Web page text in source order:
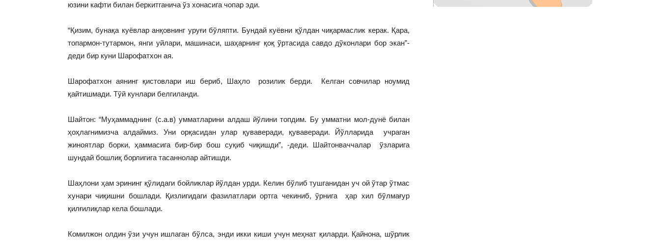
юзини кафти билан беркитганича ўз хонасига чопар эди.
“Қизим, бунақа куёвлар анқовнинг уруғи бўляпти. Бундай куёвни қўлдан чиқармаслик керак. Қара,
топармон-тутармон, янги уйлари, машинаси, шаҳарнинг қоқ ўртасида савдо дўконлари бор экан”-
деди бир куни Шарофатхон ая.
Шарофатхон аянинг қистовлари иш бериб, Шаҳло розилик берди. Келган совчилар ноумид
қайтишмади. Тўй кунлари белгиланди.
Шайтон: “Муҳаммаднинг (с.а.в) умматларини алдаш йўлини топдим. Бу умматни мол-дунё билан
ҳоҳлагнимизча алдаймиз. Уни орқасидан улар қуваверади, қуваверади. Йўлларида учраган
жиноятлар борки, ҳаммасига бир-бир бош суқиб чиқишди”, -деди. Шайтонваччалар ўзларига
шундай бошлиқ борлигига тасаннолар айтишди.
Шаҳлони ҳам эрининг қўлидаги бойликлар йўлдан урди. Келин бўлиб тушганидан уч ой ўтар ўтмас
хунари чиқишни бошлади. Қизлигидаги фазилатлари ортга чекиниб, ўрнига ҳар хил бўлмағур
қилғилиқлар кела бошлади.
Комилжон олдин ўзи учун ишлаган бўлса, энди икки киши учун меҳнат қиларди. Қайнона, шўрлик